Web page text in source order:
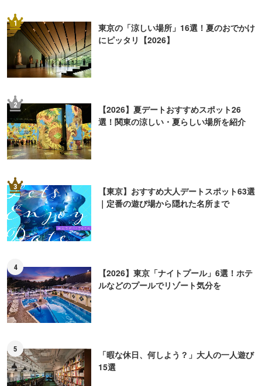
1
東京の「涼しい場所」16選！夏のおでかけ
にピッタリ【2026】
2
【2026】夏デートおすすめスポット26
選！関東の涼しい・夏らしい場所を紹介
3
【東京】おすすめ大人デートスポット63選
｜定番の遊び場から隠れた名所まで
4
【2026】東京「ナイトプール」6選！ホテ
ルなどのプールでリゾート気分を
5
「暇な休日、何しよう？」大人の一人遊び
15選